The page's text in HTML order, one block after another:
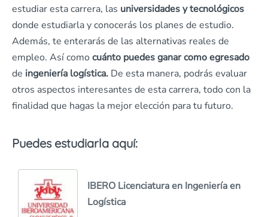
estudiar esta carrera, las universidades y tecnológicos
donde estudiarla y conocerás los planes de estudio.
Además, te enterarás de las alternativas reales de
empleo. Así como cuánto puedes ganar como egresado
de ingeniería logística. De esta manera, podrás evaluar
otros aspectos interesantes de esta carrera, todo con la
finalidad que hagas la mejor elección para tu futuro.
Puedes estudiarla aquí:
IBERO Licenciatura en Ingeniería en
Logística